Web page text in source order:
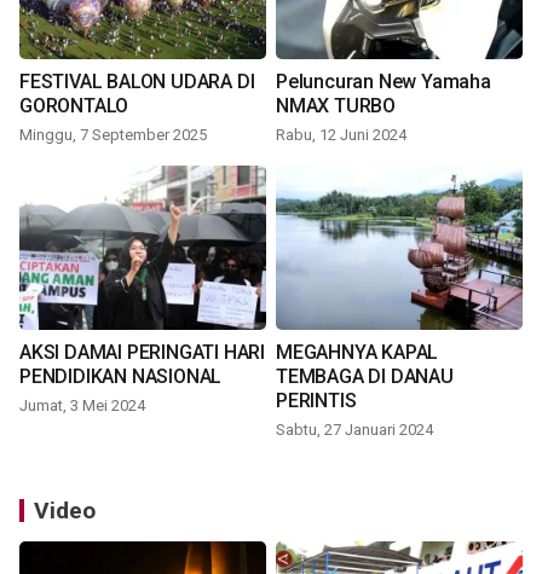
FESTIVAL BALON UDARA DI
GORONTALO
Minggu, 7 September 2025
Peluncuran New Yamaha
NMAX TURBO
Rabu, 12 Juni 2024
AKSI DAMAI PERINGATI HARI
PENDIDIKAN NASIONAL
Jumat, 3 Mei 2024
MEGAHNYA KAPAL
TEMBAGA DI DANAU
PERINTIS
Sabtu, 27 Januari 2024
Video